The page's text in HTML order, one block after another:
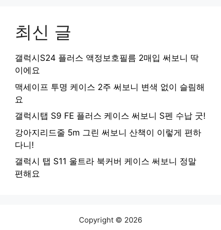
최신 글
갤럭시S24 플러스 액정보호필름 2매입 써보니 딱
이에요
맥세이프 투명 케이스 2주 써보니 변색 없이 슬림해
요
갤럭시탭 S9 FE 플러스 케이스 써보니 S펜 수납 굿!
강아지리드줄 5m 그린 써보니 산책이 이렇게 편하
다니!
갤럭시 탭 S11 울트라 북커버 케이스 써보니 정말
편해요
Copyright © 2026